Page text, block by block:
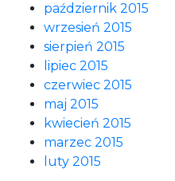
październik 2015
wrzesień 2015
sierpień 2015
lipiec 2015
czerwiec 2015
maj 2015
kwiecień 2015
marzec 2015
luty 2015